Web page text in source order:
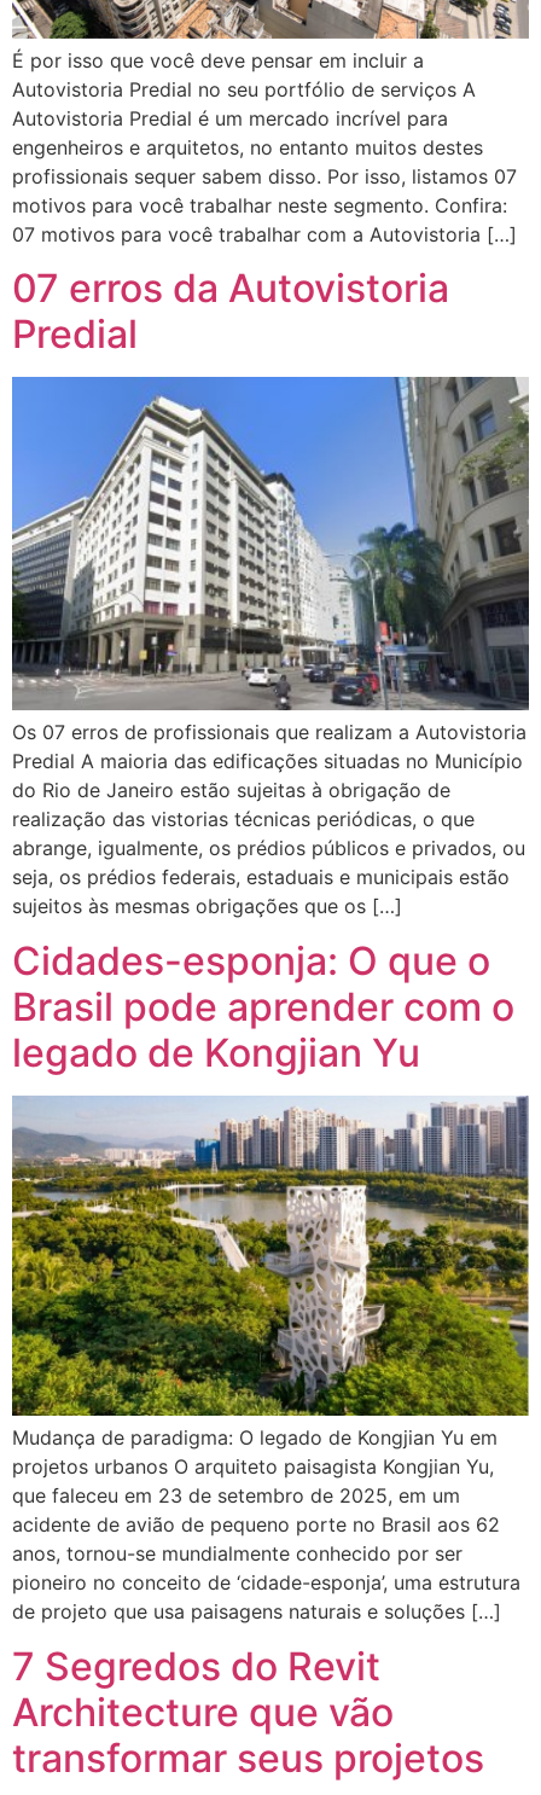
É por isso que você deve pensar em incluir a
Autovistoria Predial no seu portfólio de serviços A
Autovistoria Predial é um mercado incrível para
engenheiros e arquitetos, no entanto muitos destes
profissionais sequer sabem disso. Por isso, listamos 07
motivos para você trabalhar neste segmento. Confira:
07 motivos para você trabalhar com a Autovistoria […]
07 erros da Autovistoria
Predial
Os 07 erros de profissionais que realizam a Autovistoria
Predial A maioria das edificações situadas no Município
do Rio de Janeiro estão sujeitas à obrigação de
realização das vistorias técnicas periódicas, o que
abrange, igualmente, os prédios públicos e privados, ou
seja, os prédios federais, estaduais e municipais estão
sujeitos às mesmas obrigações que os […]
Cidades-esponja: O que o
Brasil pode aprender com o
legado de Kongjian Yu
Mudança de paradigma: O legado de Kongjian Yu em
projetos urbanos O arquiteto paisagista Kongjian Yu,
que faleceu em 23 de setembro de 2025, em um
acidente de avião de pequeno porte no Brasil aos 62
anos, tornou-se mundialmente conhecido por ser
pioneiro no conceito de ‘cidade-esponja’, uma estrutura
de projeto que usa paisagens naturais e soluções […]
7 Segredos do Revit
Architecture que vão
transformar seus projetos